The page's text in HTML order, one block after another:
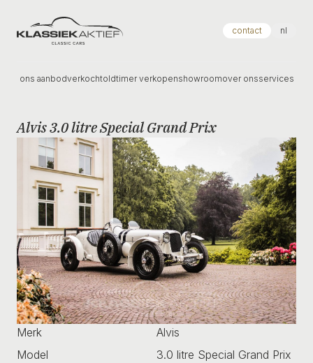
Klassiek Aktief contact nl
ons aanbodverkochtoldtimer verkopenshowroomover onsservices
Alvis 3.0 litre Special Grand Prix
Merk
Alvis
Model
3.0 litre Special Grand Prix